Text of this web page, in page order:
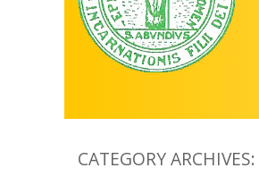
CATEGORY ARCHIVES: